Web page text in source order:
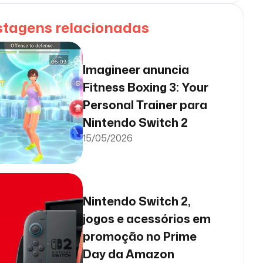
relacionadas
Imagineer anuncia
Fitness Boxing 3: Your
Personal Trainer para
Nintendo Switch 2
15/05/2026
Nintendo Switch 2,
jogos e acessórios em
promoção no Prime
Day da Amazon